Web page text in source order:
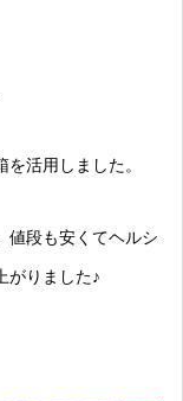
活用しました。
値段も安くてヘルシ
がりました♪